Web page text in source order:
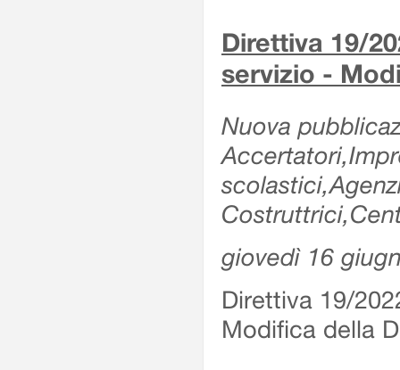
Direttiva 19/
servizio -
Nuova
giovedì 16
Direttiva 19/
Modifica della